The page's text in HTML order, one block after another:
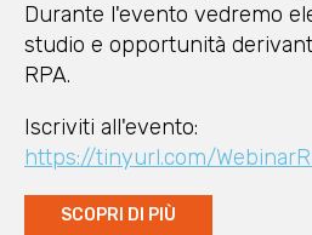
Durante l'evento vedremo
studio e opportunità
RPA.
Iscriviti all'evento:
https://tinyurl.com/
SCOPRI DI PIÙ